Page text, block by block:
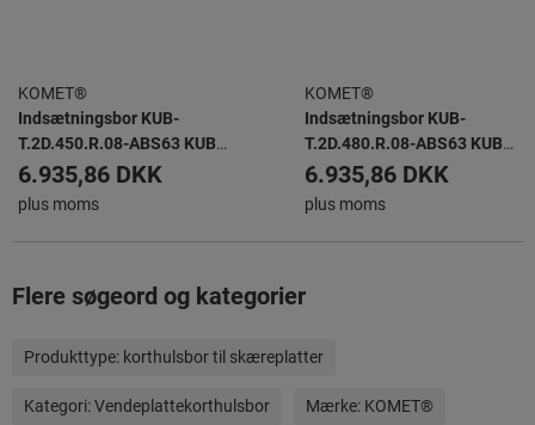
KOMET®
Indsætningsbor KUB-
T.2D.450.R.08-ABS63 KUB
TRIGON -
6.935,86 DKK
plus moms
KOMET®
Indsætningsbor KUB-
T.2D.480.R.08-ABS63 KUB
TRIGON -
6.935,86 DKK
plus moms
Flere søgeord og kategorier
Produkttype: korthulsbor til skæreplatter
Kategori:Vendeplattekorthulsbor Mærke: KOMET®